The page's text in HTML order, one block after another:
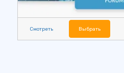
Смотреть Выбрать